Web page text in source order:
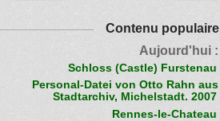
Contenu populaire
Aujourd'hui :
Schloss (Castle) Furstenau
Personal-Datei von Otto Rahn aus
Stadtarchiv, Michelstadt. 2007
Rennes-le-Chateau